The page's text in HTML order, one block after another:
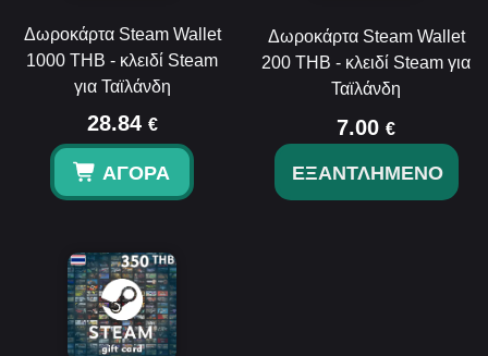
Δωροκάρτα Steam Wallet
1000 THB - κλειδί Steam
για Ταϊλάνδη
28.84 €
ΑΓΟΡΆ
Δωροκάρτα Steam Wallet
200 THB - κλειδί Steam για
Ταϊλάνδη
7.00 €
ΕΞΑΝΤΛΗΜΈΝΟ